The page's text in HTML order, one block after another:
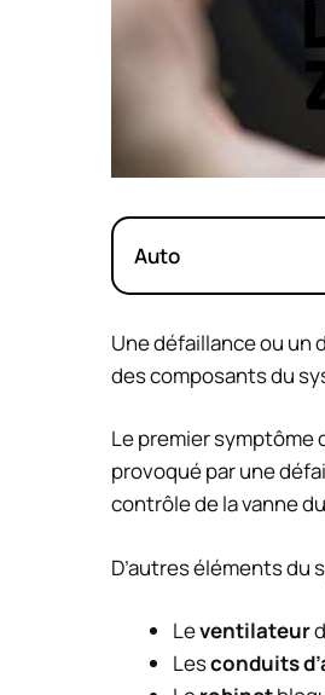
Auto
Une défaillance ou un
des composants du
Le premier symptôme
provoqué par une
contrôle de la vanne
D’autres éléments du
Leventilateur
Lesconduits